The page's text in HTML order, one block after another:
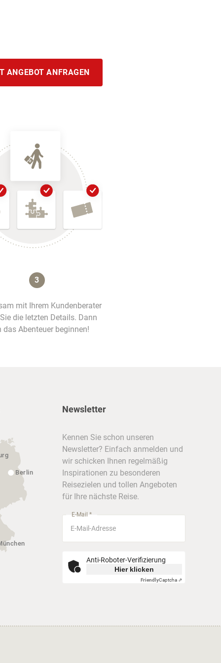
ANGEBOT ANFRAGEN
3
mit Ihrem Kundenberater
die letzten Details. Dann
das Abenteuer beginnen!
Berlin
Newsletter
Kennen Sie schon unseren
Newsletter? Einfach anmelden und
wir schicken Ihnen regelmäßig
Inspirationen zu besonderen
Reisezielen und tollen Angeboten
für Ihre nächste Reise.
E-Mail *
Anti-Roboter-Verifizierung
Hier klicken
FriendlyCaptcha ⇗